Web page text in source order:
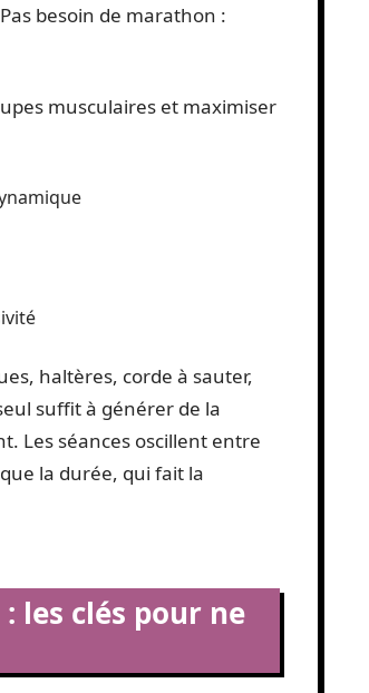
besoin de marathon :
musculaires et maximiser
haltères, corde à sauter,
suffit à générer de la
Les séances oscillent entre
la durée, qui fait la
les clés pour ne